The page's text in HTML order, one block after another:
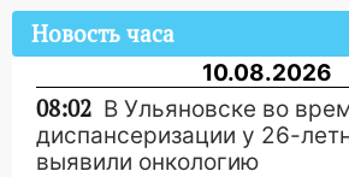
Новость часа
10.08.2026
08:02 В Ульяновске во
диспансеризации у 26-
выявили онкологию